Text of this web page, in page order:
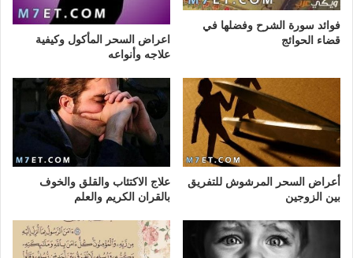
فوائد سورة الشرح وفضلها في
قضاء الحوائج
اعراض السحر المأكول وكيفية
علاجه وأنواعه
أعراض السحر المرشوش للتفريق
بين الزوجين
علاج الاكتئاب والقلق والخوف
بالقران الكريم والعلم